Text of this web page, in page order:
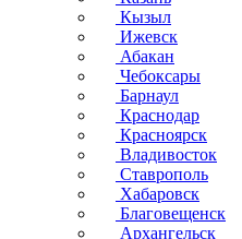
Кызыл
Ижевск
Абакан
Чебоксары
Барнаул
Краснодар
Красноярск
Владивосток
Ставрополь
Хабаровск
Благовещенск
Архангельск